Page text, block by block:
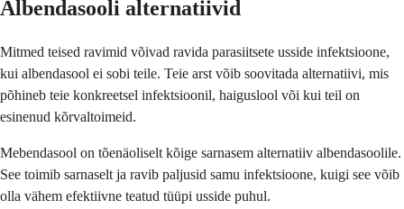
Albendasooli alternatiivid
Mitmed teised ravimid võivad ravida parasiitsete usside infektsioone,
kui albendasool ei sobi teile. Teie arst võib soovitada alternatiivi, mis
põhineb teie konkreetsel infektsioonil, haiguslool või kui teil on
esinenud kõrvaltoimeid.
Mebendasool on tõenäoliselt kõige sarnasem alternatiiv albendasoolile.
See toimib sarnaselt ja ravib paljusid samu infektsioone, kuigi see võib
olla vähem efektiivne teatud tüüpi usside puhul.